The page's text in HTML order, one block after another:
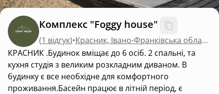
Комплекс "Foggy house"
(1 відгук)•
Красник, Івано-Франківська область
КРАСНИК .Будинок вміщає до 6 осіб. 2 спальні, та
кухня студія з великим розкладним диваном. В
будинку є все необхідне для комфортного
проживання.Басейн працює в літній період, є